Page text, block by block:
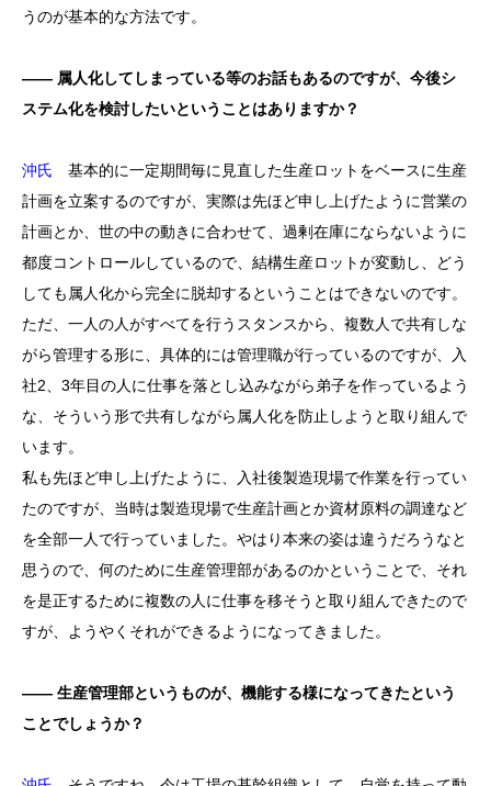
うのが基本的な方法です。
―― 属人化してしまっている等のお話もあるのですが、今後シ
ステム化を検討したいということはありますか？
沖氏 基本的に一定期間毎に見直した生産ロットをベースに生産
計画を立案するのですが、実際は先ほど申し上げたように営業の
計画とか、世の中の動きに合わせて、過剰在庫にならないように
都度コントロールしているので、結構生産ロットが変動し、どう
しても属人化から完全に脱却するということはできないのです。
ただ、一人の人がすべてを行うスタンスから、複数人で共有しな
がら管理する形に、具体的には管理職が行っているのですが、入
社2、3年目の人に仕事を落とし込みながら弟子を作っているよう
な、そういう形で共有しながら属人化を防止しようと取り組んで
います。
私も先ほど申し上げたように、入社後製造現場で作業を行ってい
たのですが、当時は製造現場で生産計画とか資材原料の調達など
を全部一人で行っていました。やはり本来の姿は違うだろうなと
思うので、何のために生産管理部があるのかということで、それ
を是正するために複数の人に仕事を移そうと取り組んできたので
すが、ようやくそれができるようになってきました。
―― 生産管理部というものが、機能する様になってきたという
ことでしょうか？